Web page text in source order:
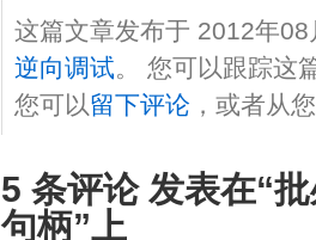
这篇文章发布于 2012年
逆向调试。 您可以跟踪这
您可以留下评论 ，或者从
5 条评论 发表在“
句柄”上